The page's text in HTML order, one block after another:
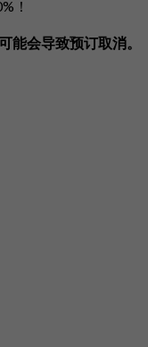
！
能会导致预订取消。